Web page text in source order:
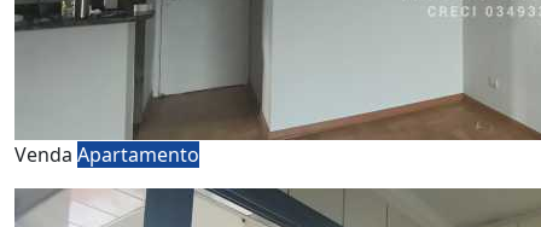
Venda Apartamento